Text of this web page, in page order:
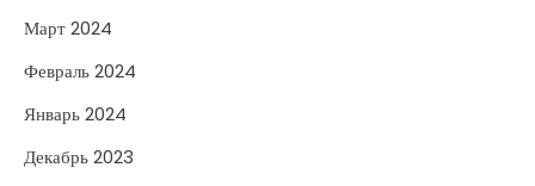
Март 2024
Февраль 2024
Январь 2024
Декабрь 2023